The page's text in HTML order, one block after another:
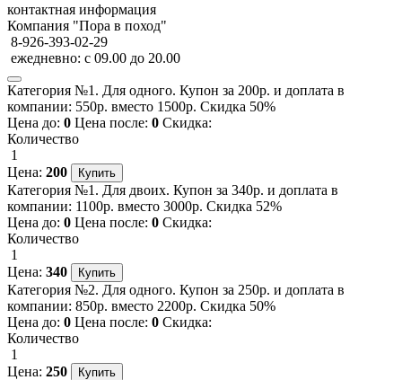
контактная информация
Компания "Пора в поход"
8-926-393-02-29
ежедневно: с 09.00 до 20.00
Категория №1. Для одного. Купон за 200р. и доплата в
компании: 550р. вместо 1500р. Скидка 50%
Цена до: 0 Цена после: 0 Скидка:
Количество
1
Цена: 200
Категория №1. Для двоих. Купон за 340р. и доплата в
компании: 1100р. вместо 3000р. Скидка 52%
Цена до: 0 Цена после: 0 Скидка:
Количество
1
Цена: 340
Категория №2. Для одного. Купон за 250р. и доплата в
компании: 850р. вместо 2200р. Скидка 50%
Цена до: 0 Цена после: 0 Скидка:
Количество
1
Цена: 250